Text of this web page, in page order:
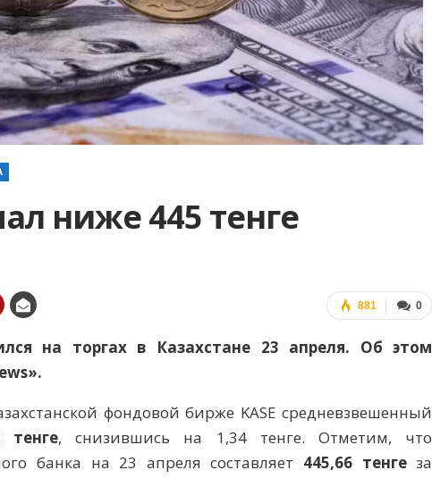
ниже 445 тенге
0
881
на торгах в Казахстане 23 апреля. Об этом
фондовой бирже KASE средневзвешенный
тенге, снизившись на 1,34 тенге. Отметим, что
банка на 23 апреля составляет 445,66 тенгеза